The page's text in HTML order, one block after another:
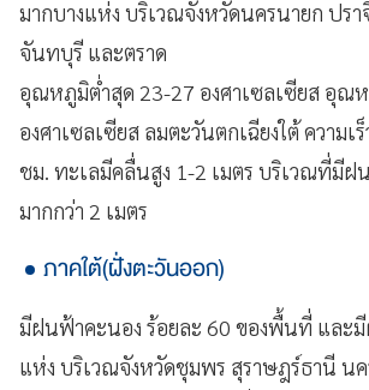
มากบางแห่ง บริเวณจังหวัดนครนายก ปรา
จันทบุรี และตราด
อุณหภูมิต่ำสุด 23-27 องศาเซลเซียส อุณ
องศาเซลเซียส ลมตะวันตกเฉียงใต้ ความเ
ชม. ทะเลมีคลื่นสูง 1-2 เมตร บริเวณที่มีฝ
มากกว่า 2 เมตร
ภาคใต้(ฝั่งตะวันออก)
มีฝนฟ้าคะนอง ร้อยละ 60 ของพื้นที่ และ
แห่ง บริเวณจังหวัดชุมพร สุราษฎร์ธานี นค